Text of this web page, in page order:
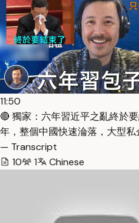
11:50
🔴 獨家：六年習近平之亂終於
年，整個中國快速淪落，大型
— Transcript
10
1 Chinese